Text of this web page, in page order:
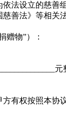
法设立的慈善
善法》等相关
赠物”）：
元
有权按照本协